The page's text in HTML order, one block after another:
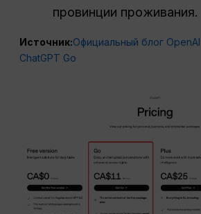
провинции проживания.
Источник:Официальный блог
ChatGPT Go